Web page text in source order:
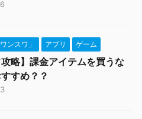
ンスワ」 アプリ ゲーム
攻略】課金アイテムを買うな
すめ？？